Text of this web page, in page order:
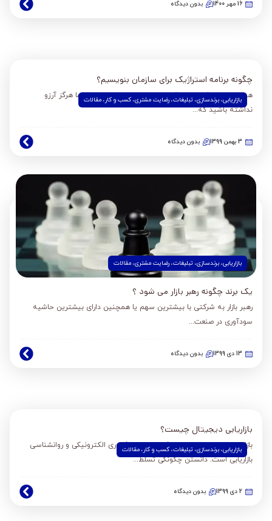
16 مهر 1400 بدون دیدگاه
بازاریابی، برندسازی، تبلیغات، رضایت مشتری،کسب و کار، مقالات
چگونه برنامه استراژیک برای سازمان بنویسیم؟
هر شغلی به یک برنامه قابل اعتماد نیاز دارد.امیدوارم شما هرگز آرزو
نداشته باشید که...
3 بهمن 1399 بدون دیدگاه
بازاریابی، برندسازی، تبلیغات، رضایت مشتری، مقالات
یک برند چگونه رهبر بازار می شود ؟
رهبر بازار به شرکتی با بیشترین سهم یا همچنین دارای بیشترین حاشیه
سودآوری در صنعت...
13 دی 1399 بدون دیدگاه
بازاریابی، برندسازی، تبلیغات،کسب و کار، مقالات
بازاریابی دیجیتال چیست؟
بازاریابی دیجیتال دروازه ای قدرتمند بین فناوری الکترونیکی و روانشناسی
بازاریابی است. دانستن چگونگی تسلط...
2 دی 1399 بدون دیدگاه